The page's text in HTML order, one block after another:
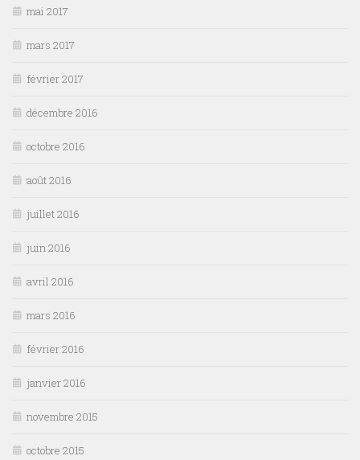
mai 2017
mars 2017
février 2017
décembre 2016
octobre 2016
août 2016
juillet 2016
juin 2016
avril 2016
mars 2016
février 2016
janvier 2016
novembre 2015
octobre 2015